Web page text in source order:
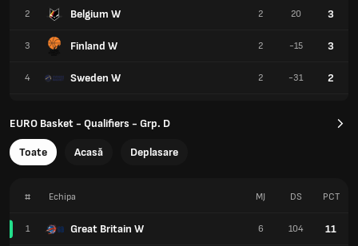
2 Belgium W
3 Finland W
4 Sweden W
2 20 3
2 -15 3
2 -31 2
EURO Basket - Qualifiers - Grp. D
Toate Acasă Deplasare
# Echipa
1 Great Britain W
MJ DS PCT
6 104 11